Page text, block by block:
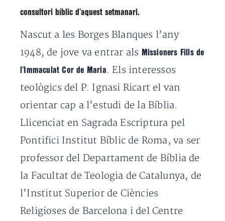
consultori bíblic d’aquest setmanari.
Nascut a les Borges Blanques l’any
1948, de jove va entrar als Missioners Fills de
l’Immaculat Cor de Maria . Els interessos
teològics del P. Ignasi Ricart el van
orientar cap a l’estudi de la Bíblia.
Llicenciat en Sagrada Escriptura pel
Pontifici Institut Bíblic de Roma, va ser
professor del Departament de Bíblia de
la Facultat de Teologia de Catalunya, de
l’Institut Superior de Ciències
Religioses de Barcelona i del Centre